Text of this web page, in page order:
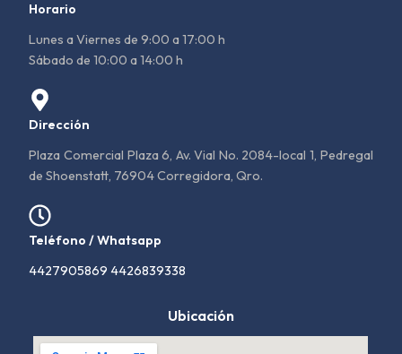
Horario
Lunes a Viernes de 9:00 a 17:00 h
Sábado de 10:00 a 14:00 h
Dirección
Plaza Comercial Plaza 6, Av. Vial No. 2084-local 1, Pedregal
de Shoenstatt, 76904 Corregidora, Qro.
Teléfono / Whatsapp
4427905869 4426839338
Ubicación